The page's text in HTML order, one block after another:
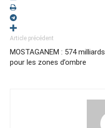
Article précédent
MOSTAGANEM : 574 milliards
pour les zones d’ombre